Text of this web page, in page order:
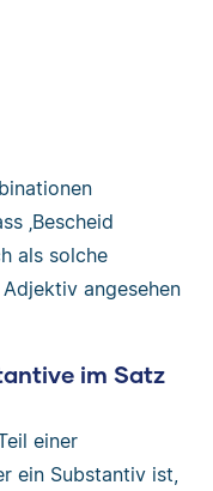
‚Bescheid
als solche
angesehen
im Satz
einer
ein Substantiv ist,